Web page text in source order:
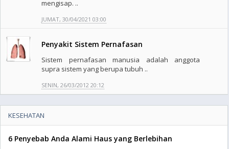
mengisap. ..
JUMAT, 30/04/2021 03:00
Penyakit Sistem Pernafasan
Sistem pernafasan manusia adalah anggota
supra sistem yang berupa tubuh ..
SENIN, 26/03/2012 20:12
KESEHATAN
6 Penyebab Anda Alami Haus yang Berlebihan